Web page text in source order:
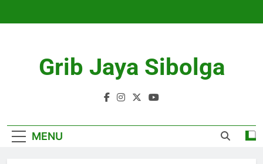
Grib Jaya Sibolga
MENU